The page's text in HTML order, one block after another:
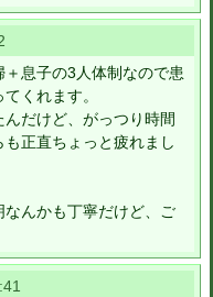
息子の3人体制なので患
くれます。
だけど、がっつり時間
正直ちょっと疲れまし
んかも丁寧だけど、ご